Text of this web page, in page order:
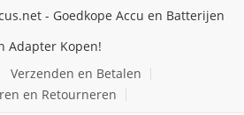
- Goedkope Accu en Batterijen
Adapter Kopen!
Verzenden en Betalen
en Retourneren